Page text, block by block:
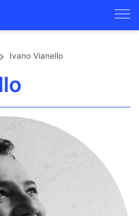
Ivano Vianello